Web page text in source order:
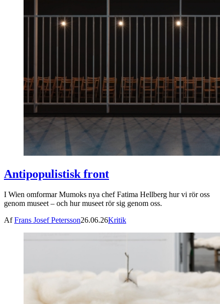
Antipopulistisk front
I Wien omformar Mumoks nya chef Fatima Hellberg hur vi rör oss
genom museet – och hur museet rör sig genom oss.
AfFrans Josef Petersson26.06.26Kritik